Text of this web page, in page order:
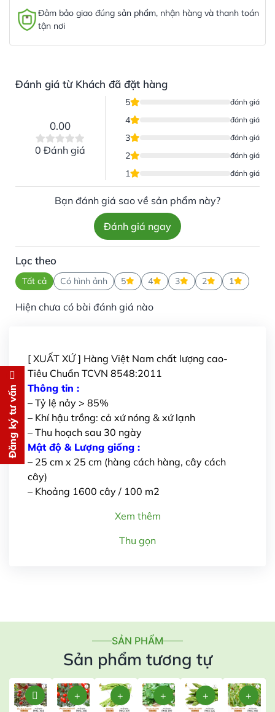
Đảm bảo giao đúng sản phẩm, nhận hàng và thanh toán
tận nơi
Đánh giá từ Khách đã đặt hàng
0.00
0 Đánh giá
5 đánh giá
4 đánh giá
3 đánh giá
2 đánh giá
1 đánh giá
Bạn đánh giá sao về sản phẩm này?
Đánh giá ngay
Lọc theo
Tất cả Có hình ảnh 5 4 3 2 1
Hiện chưa có bài đánh giá nào
[ XUẤT XỨ ] Hàng Việt Nam chất lượng cao-
Tiêu Chuẩn TCVN 8548:2011
Thông tin :
– Tỷ lệ nảy > 85%
– Khí hậu trồng: cả xứ nóng & xứ lạnh
– Thu hoạch sau 30 ngày
Mật độ & Lượng giống :
– 25 cm x 25 cm (hàng cách hàng, cây cách
cây)
– Khoảng 1600 cây / 100 m2
Xem thêm
Thu gọn
SẢN PHẨM
Sản phẩm tương tự
Đăng ký tư vấn Đăng ký tư vấn
Chúng tôi sẽ gọi lại tư vấn MIỄN
PHÍ
cho bạn ngay lập tức
Gửi thông tin